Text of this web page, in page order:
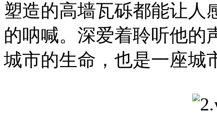
塑造的高墙瓦砾都能让人
的呐喊。深爱着聆听他的
城市的生命，也是一座城